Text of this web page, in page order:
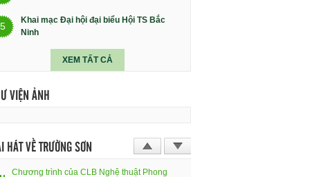
5
Khai mạc Đại hội đại biểu Hội TS Bắc
Ninh
XEM TẤT CẢ
VIỆN ẢNH
HÁT VỀ TRƯỜNG SƠN
Chương trình của CLB Nghệ thuật Phong